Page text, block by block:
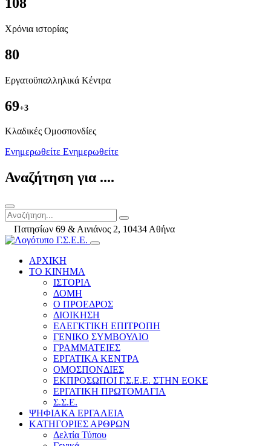
Χρόνια ιστορίας
80
Εργατοϋπαλληλικά Κέντρα
69+3
Kλαδικές Ομοσπονδίες
Ενημερωθείτε Ενημερωθείτε
Αναζήτηση για ....
Πατησίων 69 & Αινιάνος 2, 10434 Αθήνα
ΑΡΧΙΚΗ
ΤΟ ΚΙΝΗΜΑ
ΙΣΤΟΡΙΑ
ΔΟΜΗ
Ο ΠΡΟΕΔΡΟΣ
ΔΙΟΙΚΗΣΗ
ΕΛΕΓΚΤΙΚΗ ΕΠΙΤΡΟΠΗ
ΓΕΝΙΚΟ ΣΥΜΒΟΥΛΙΟ
ΓΡΑΜΜΑΤΕΙΕΣ
ΕΡΓΑΤΙΚΑ ΚΕΝΤΡΑ
ΟΜΟΣΠΟΝΔΙΕΣ
ΕΚΠΡΟΣΩΠΟΙ Γ.Σ.Ε.Ε. ΣΤΗΝ ΕΟΚΕ
ΕΡΓΑΤΙΚΗ ΠΡΩΤΟΜΑΓΙΑ
Σ.Σ.Ε.
ΨΗΦΙΑΚΑ ΕΡΓΑΛΕΙΑ
ΚΑΤΗΓΟΡΙΕΣ ΑΡΘΡΩΝ
Δελτία Τύπου